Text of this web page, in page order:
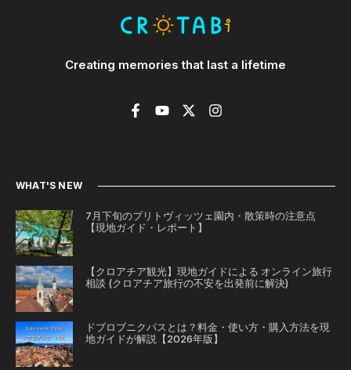
Creating memories that last a lifetime
WHAT'S NEW
7月下旬のプリトヴィッツェ園内・散策時の注意点
【現地ガイド・レポート】
【クロアチア観光】現地ガイドによる オンライン旅行
相談 (クロアチア旅行の不安を出発前に解決)
ドブロブニクパスとは？料金・使い方・購入方法を現
地ガイドが解説【2026年版】